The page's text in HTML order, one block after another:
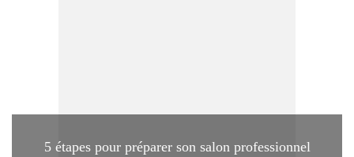
5 étapes pour préparer son salon professionnel